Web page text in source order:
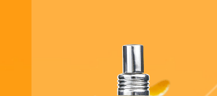
formülüyle dezenfektan etkisine de sahiptir.
arabanızda ve iş yerinizde kolayca yanınızda
taşıyabilir veya sevdiklerinize hediye edebilirsiniz.